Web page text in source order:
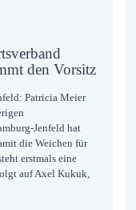
den Vorsitz
Patricia Meier
Jenfeld hat
die Weichen für
erstmals eine
auf Axel Kukuk,